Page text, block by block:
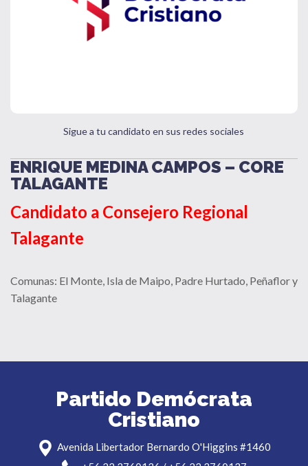
Sigue a tu candidato en sus redes sociales
ENRIQUE MEDINA CAMPOS – CORE
TALAGANTE
Candidato a Consejero Regional
Talagante
Comunas: El Monte, Isla de Maipo, Padre Hurtado, Peñaflor y
Talagante
Partido Demócrata
Cristiano
Avenida Libertador Bernardo O'Higgins #1460